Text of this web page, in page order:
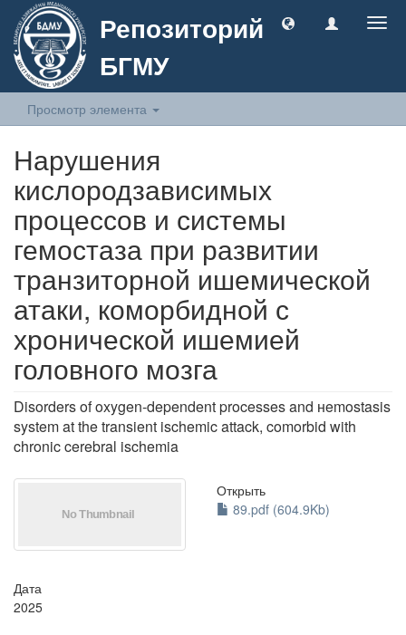
Репозиторий
БГМУ
Просмотр элемента
Нарушения
кислородзависимых
процессов и системы
гемостаза при развитии
транзиторной ишемической
атаки, коморбидной с
хронической ишемией
головного мозга
Disorders of oxygen-dependent processes and нemostasis
system at the transient ischemic attack, comorbid with
chronic cerebral ischemia
Открыть
89.pdf (604.9Kb)
Дата
2025